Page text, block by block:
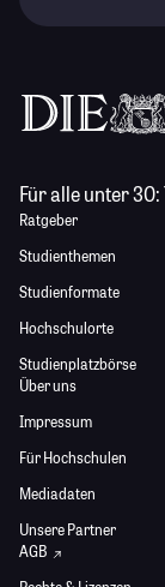
Für alle unter 30:
Ratgeber
Studienthemen
Studienformate
Hochschulorte
Studienplatzbörse
Über uns
Impressum
Für Hochschulen
Mediadaten
Unsere Partner
AGB